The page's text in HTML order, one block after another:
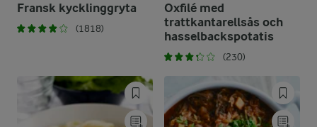
Fransk kycklinggryta
(1818)
Oxfilé med
trattkantarellsås och
hasselbackspotatis
(230)